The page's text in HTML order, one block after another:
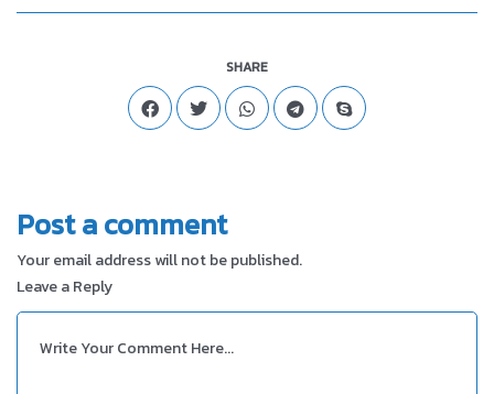
SHARE
Post a comment
Your email address will not be published.
Leave a Reply